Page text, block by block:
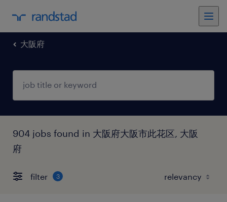
大阪府
904 jobs found in 大阪府大阪市此花区, 大阪
府
filter 3